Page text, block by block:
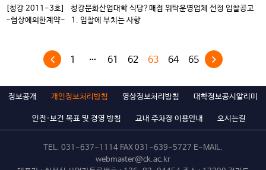
[청강 2011-3호] 청강문화산업대학 식당?매점 위탁운영업체 선정 입찰공고
-협상에의한계약- 1. 입찰에 부치는 사항
위탁운영업체 선정 입찰 계 약 방 법 : 협상에 의한 계약체결 (일반경쟁) 현 장
설명회 : 2011년 5월 12일(목) 15:00 / 본교 청강홀 5층 영상관 입찰등록 및
1 … 61 62 63 64 65
정보공개 개인정보처리방침 영상정보처리방침 대학정보공시알리미
안전·보건 목표 및 경영 방침 교내 주차장 이용안내 오시는길
TEL. 031-637-1114 FAX 031-639-5727 E-MAIL.
webmaster@ck.ac.kr